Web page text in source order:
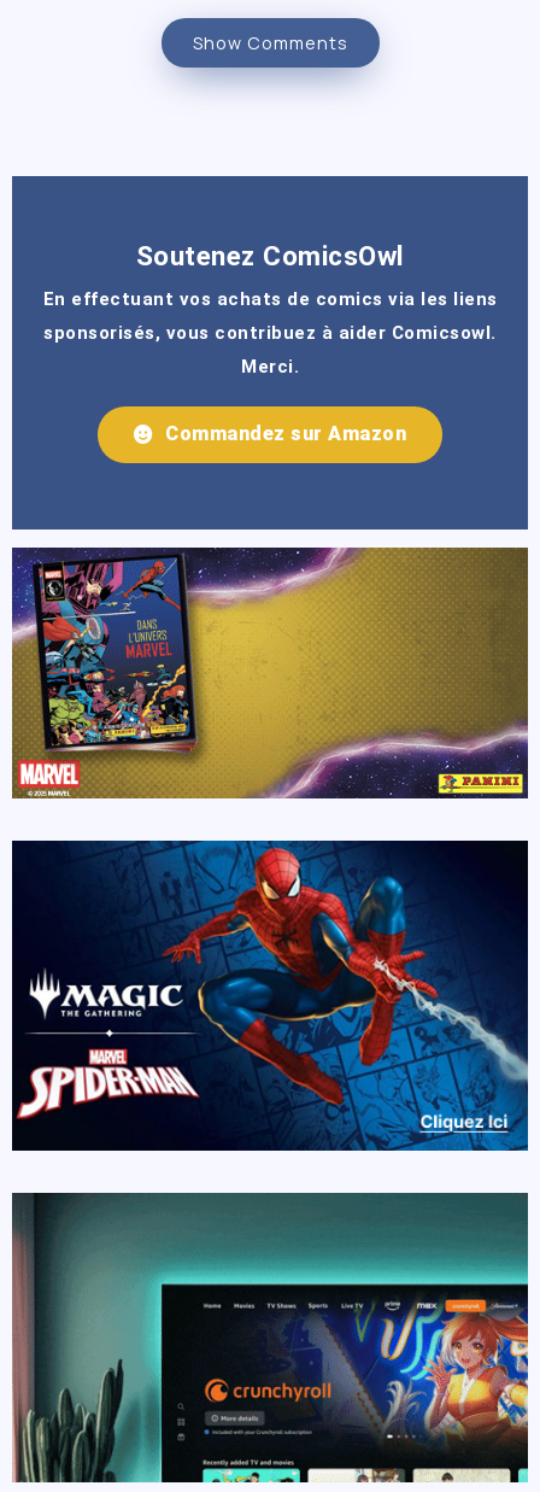
Show Comments
Soutenez ComicsOwl
En effectuant vos achats de comics via les liens
sponsorisés, vous contribuez à aider Comicsowl.
Merci.
Commandez sur Amazon